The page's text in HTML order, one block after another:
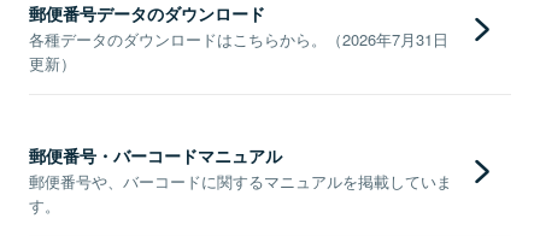
郵便番号データのダウンロード
各種データのダウンロードはこちらから。（2026年7月31日
更新）
郵便番号・バーコードマニュアル
郵便番号や、バーコードに関するマニュアルを掲載していま
す。